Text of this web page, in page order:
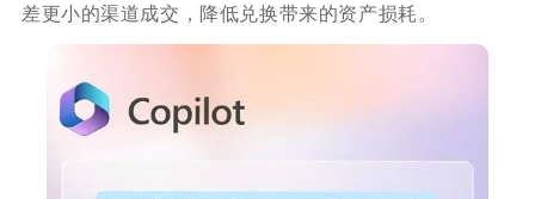
差更小的渠道成交，降低兑换带来的资产损耗。